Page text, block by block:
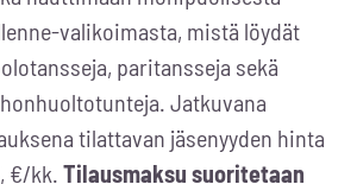
valikoimasta, mistä löydät
paritansseja sekä
Jatkuvana
tilattavan jäsenyyden hinta
€/kk. Tilausmaksu suoritetaan